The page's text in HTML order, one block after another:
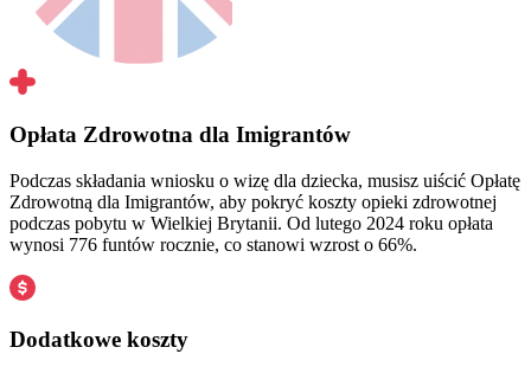
Opłata Zdrowotna dla Imigrantów
Podczas składania wniosku o wizę dla dziecka, musisz uiścić Opłatę
Zdrowotną dla Imigrantów, aby pokryć koszty opieki zdrowotnej
podczas pobytu w Wielkiej Brytanii. Od lutego 2024 roku opłata
wynosi 776 funtów rocznie, co stanowi wzrost o 66%.
Dodatkowe koszty